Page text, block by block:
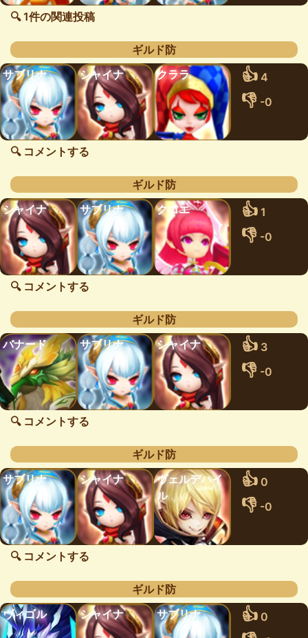
🔍 1件の関連投稿
ギルド防
サブリナ
シャイナ クララ 👍 4
👎 -0
🔍 コメントする
ギルド防
シャイナ
サブリナ クロエ 👍 1
👎 -0
🔍 コメントする
ギルド防
バナード
サブリナ シャイナ 👍 3
👎 -0
🔍 コメントする
ギルド防
サブリナ
シャイナ
ヴェルデハイ
ル
👍 0
👎 -0
🔍 コメントする
ギルド防
ヴィゴル
シャイナ サブリナ 👍 0